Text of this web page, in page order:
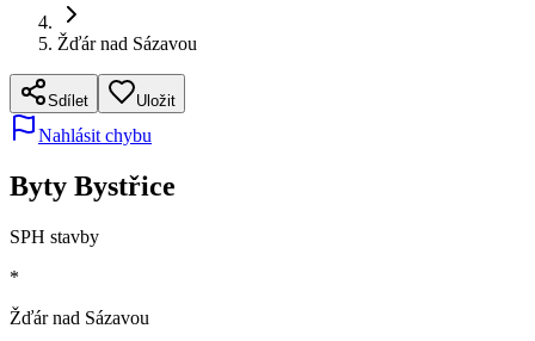
Žďár nad Sázavou
Sdílet Uložit
Nahlásit chybu
Byty Bystřice
SPH stavby
*
Žďár nad Sázavou